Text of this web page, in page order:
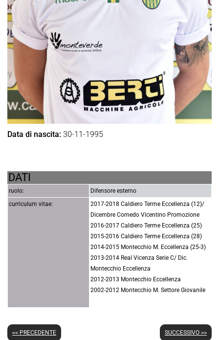
Data di nascita: 30-11-1995
DATI
ruolo:
Difensore esterno
curriculum vitae:
2017-2018 Caldiero Terme Eccellenza (12)/
Dicembre Cornedo Vicentino Promozione
2016-2017 Caldiero Terme Eccellenza (25)
2015-2016 Caldiero Terme Eccellenza (28)
2014-2015 Montecchio M. Eccellenza (25-3)
2013-2014 Real Vicenza Serie C/ Dic.
Montecchio Eccellenza
2012-2013 Montecchio Eccellenza
2002-2012 Montecchio M. Settore Giovanile
<< PRECEDENTE SUCCESSIVO >>